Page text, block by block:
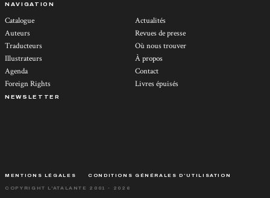
NAVIGATION
Catalogue
Auteurs
Traducteurs
Illustrateurs
Agenda
Foreign Rights
Actualités
Revues de presse
Où nous trouver
À propos
Contact
Livres épuisés
NEWSLETTER
MENTIONS LÉGALES CONDITIONS GÉNÉRALES D’UTILISATION
COPYRIGHT L'ATALANTE 2001 - 2026